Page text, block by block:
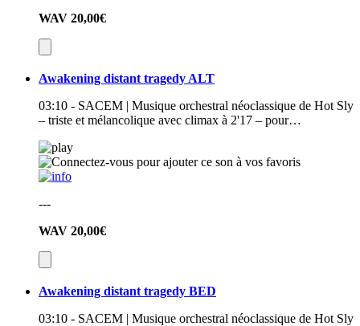
WAV 20,00€
Awakening distant tragedy ALT
03:10 - SACEM | Musique orchestral néoclassique de Hot Sly
– triste et mélancolique avec climax à 2'17 – pour…
---
WAV 20,00€
Awakening distant tragedy BED
03:10 - SACEM | Musique orchestral néoclassique de Hot Sly